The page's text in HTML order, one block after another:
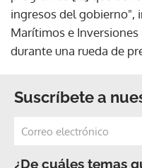
ingresos del gobierno",
Marítimos e Inversiones
durante una rueda de
Suscríbete a
¿De cuáles temas